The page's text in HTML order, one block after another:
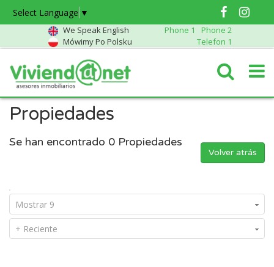
Select Language ▼
We Speak English Phone 1
Phone 2
Mówimy Po Polsku
Telefon 1
Propiedades
Se han encontrado 0 Propiedades
Volver atrás
Mostrar 9
+ Reciente